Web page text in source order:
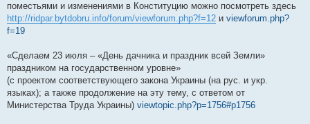
поместьями и изменениями в Конституцию можно посмотреть здесь
http://ridpar.bytdobru.info/forum/viewforum.php?f=12 и viewforum.php?
f=19
«Сделаем 23 июля – «День дачника и праздник всей Земли»
праздником на государственном уровне»
(с проектом соответствующего закона Украины (на рус. и укр.
языках); а также продолжение на эту тему, с ответом от
Министерства Труда Украины) viewtopic.php?p=1756#p1756